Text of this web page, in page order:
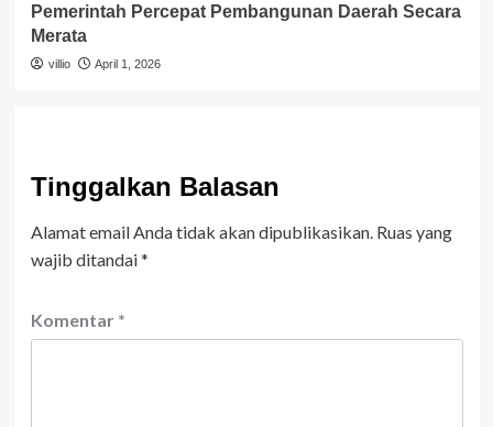
Pemerintah Percepat Pembangunan Daerah Secara
Merata
villio April 1, 2026
Tinggalkan Balasan
Alamat email Anda tidak akan dipublikasikan. Ruas yang
wajib ditandai*
Komentar *